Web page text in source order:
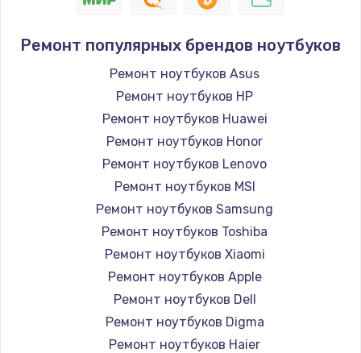
Ремонт популярных брендов ноутбуков
Ремонт ноутбуков Asus
Ремонт ноутбуков HP
Ремонт ноутбуков Huawei
Ремонт ноутбуков Honor
Ремонт ноутбуков Lenovo
Ремонт ноутбуков MSI
Ремонт ноутбуков Samsung
Ремонт ноутбуков Toshiba
Ремонт ноутбуков Xiaomi
Ремонт ноутбуков Apple
Ремонт ноутбуков Dell
Ремонт ноутбуков Digma
Ремонт ноутбуков Haier